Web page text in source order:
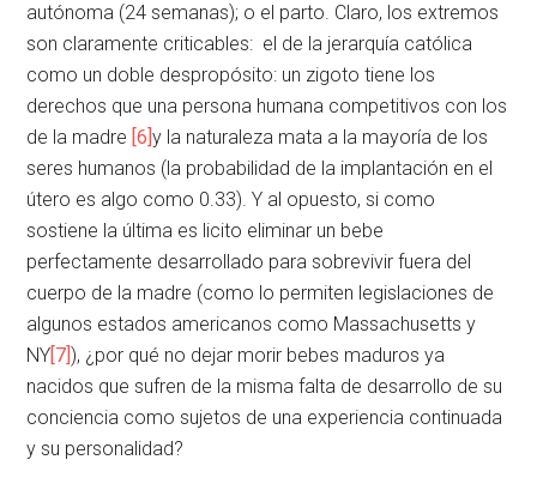
autónoma (24 semanas); o el parto. Claro, los extremos
son claramente criticables: el de la jerarquía católica
como un doble despropósito: un zigoto tiene los
derechos que una persona humana competitivos con los
de la madre [6]y la naturaleza mata a la mayoría de los
seres humanos (la probabilidad de la implantación en el
útero es algo como 0.33). Y al opuesto, si como
sostiene la última es licito eliminar un bebe
perfectamente desarrollado para sobrevivir fuera del
cuerpo de la madre (como lo permiten legislaciones de
algunos estados americanos como Massachusetts y
NY[7]), ¿por qué no dejar morir bebes maduros ya
nacidos que sufren de la misma falta de desarrollo de su
conciencia como sujetos de una experiencia continuada
y su personalidad?